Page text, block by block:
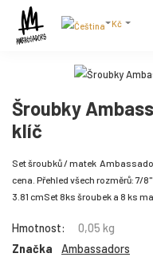
Kč
Šroubky
klíč
Set šroubků / matek
cena. Přehled všech rozměrů: 7/8"
3.81 cmSet 8ks šroubek a 8 ks
Hmotnost:
0,05 kg
Značka
Ambassadors